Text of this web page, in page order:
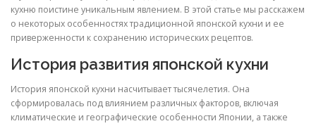
кухню поистине уникальным явлением. В этой статье мы расскажем
о некоторых особенностях традиционной японской кухни и ее
приверженности к сохранению исторических рецептов.
История развития японской кухни
История японской кухни насчитывает тысячелетия. Она
сформировалась под влиянием различных факторов, включая
климатические и географические особенности Японии, а также